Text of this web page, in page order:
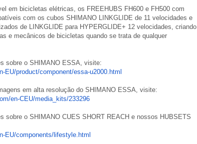
em bicicletas elétricas, os FREEHUBS FH600 e FH500 com
com os cubos SHIMANO LINKGLIDE de 11 velocidades e
de LINKGLIDE para HYPERGLIDE+ 12 velocidades, criando
e mecânicos de bicicletas quando se trata de qualquer
sobre o SHIMANO ESSA, visite:
EU/product/component/essa-u2000.html
em alta resolução do SHIMANO ESSA, visite:
en-CEU/media_kits/233296
sobre o SHIMANO CUES SHORT REACH e nossos HUBSETS
EU/components/lifestyle.html